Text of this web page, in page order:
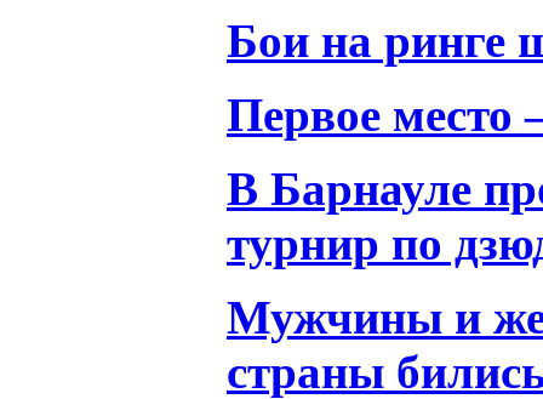
Бои на ринге
Первое место
В Барнауле
турнир по
Мужчины и
страны